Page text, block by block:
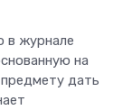
в журнале
на
дать